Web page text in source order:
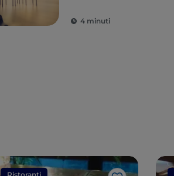
4 minuti